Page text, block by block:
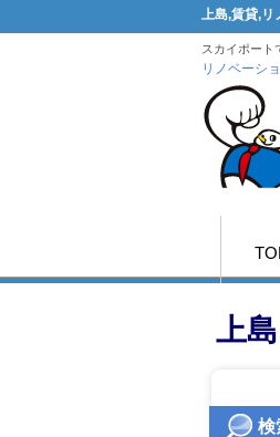
検
上島,賃貸,リ
スカイポート
リノベーシ
上